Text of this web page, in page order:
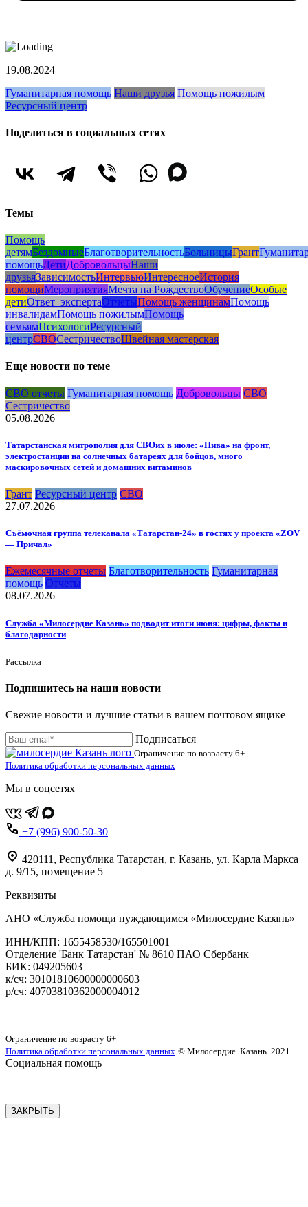
19.08.2024
Гуманитарная помощь Наши друзья Помощь пожилым
Ресурсный центр
Поделиться в социальных сетях
Темы
Помощь
детямБездомныеБлаготворительностьБольницыГрант
помощьДетиДобровольцыНаши
друзьяЗависимостьИнтервьюИнтересноеИстория
помощиМероприятияМечта на РождествоОбучениеОсобые
детиОтвет_экспертаОтчетыПомощь женщинамПомощь
инвалидамПомощь пожилымПомощь
семьямПсихологиРесурсный
центрСВОСестричествоШвейная мастерская
Еще новости по теме
СВО отчеты Гуманитарная помощь Добровольцы СВО
Сестричество
05.08.2026
Татарстанская митрополия для СВОих в июле: «Нива» на фронт,
электростанции на солнечных батареях для бойцов, много
маскировочных сетей и домашних витаминов
Грант Ресурсный центр СВО
27.07.2026
Съёмочная группа телеканала «Татарстан-24» в гостях у проекта «ZOV
— Причал»
Ежемесячные отчеты Благотворительность Гуманитарная
помощь Отчеты
08.07.2026
Служба «Милосердие Казань» подводит итоги июня: цифры, факты и
благодарности
Рассылка
Подпишитесь на наши новости
Свежие новости и лучшие статьи в вашем почтовом ящике
Подписаться
Ограничение по возрасту 6+
Политика обработки персональных данных
Мы в соцсетях
+7 (996) 900-50-30
420111 , Республика Татарстан, г. Казань, ул. Карла Маркса
д. 9/15, помещение 5
Реквизиты
АНО «Служба помощи нуждающимся «Милосердие Казань»
‌ИНН/КПП: 1655458530/165501001
Отделение 'Банк Татарстан' № 8610 ПАО Сбербанк
БИК: 049205603
‌к/сч: 30101810600000000603
р/сч: 40703810362000004012
Ограничение по возрасту 6+
Политика обработки персональных данных © Милосердие. Казань. 2021
Социальная помощь
ЗАКРЫТЬ